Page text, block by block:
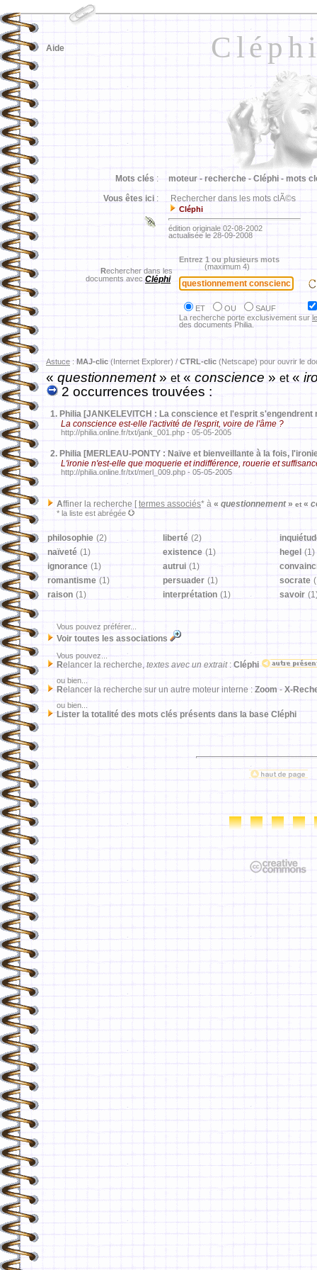
Aide
Mots clés : moteur - recherche - Cléphi - mots
Vous êtes ici : Rechercher dans les mots clÃ©s
Cléphi
édition originale 02-08-2002
actualisée le 28-09-2008
Rechercher dans les
documents avec Cléphi
Entrez 1 ou plusieurs mots
(maximum 4)
ET OU
SAUF
La recherche porte exclusivement sur
des documents Philia.
Astuce : MAJ-clic (Internet Explorer) / CTRL-clic (Netscape) pour ouvrir le
«questionnement» et« conscience » et«
2 occurrences trouvées :
1. Philia [JANKELEVITCH : La conscience et l'esprit s'engendrent
La conscience est-elle l'activité de l'esprit, voire de l'âme ?
http://philia.online.fr/txt/jank_001.php - 05-05-2005
2. Philia [MERLEAU-PONTY : Naïve et bienveillante à la fois,
L'ironie n'est-elle que moquerie et indifférence, rouerie et
http://philia.online.fr/txt/merl_009.php - 05-05-2005
Affiner la recherche [ termes associés* à « questionnement» et «
* la liste est abrégée
philosophie (2) liberté (2)
naïveté (1) existence (1) hegel (1)
ignorance (1) autrui (1)
romantisme (1) persuader (1) socrate
raison (1) interprétation (1) savoir
Vous pouvez préférer...
Voir toutes les associations
Vous pouvez...
Relancer la recherche, textes avec un extrait: Cléphi
ou bien...
Relancer la recherche sur un autre moteur interne : Zoom - X-
ou bien...
Lister la totalité des mots clés présents dans la base Cléphi